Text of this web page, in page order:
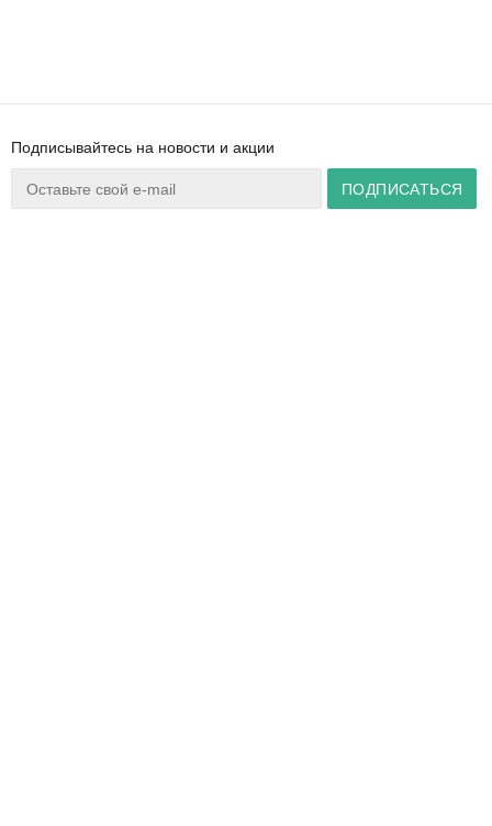
Подписывайтесь на новости и акции